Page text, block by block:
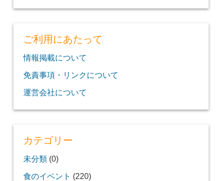
ご利用にあたって
情報掲載について
免責事項・リンクについて
運営会社について
カテゴリー
未分類(0)
食のイベント (220)